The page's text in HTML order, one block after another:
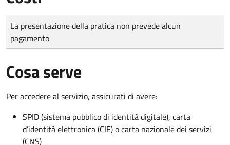
Tipo di pagamento
Importo
La presentazione della pratica non prevede alcun
pagamento
Cosa serve
Per accedere al servizio, assicurati di avere:
SPID (sistema pubblico di identità digitale), carta
d’identità elettronica (CIE) o carta nazionale dei servizi
(CNS)